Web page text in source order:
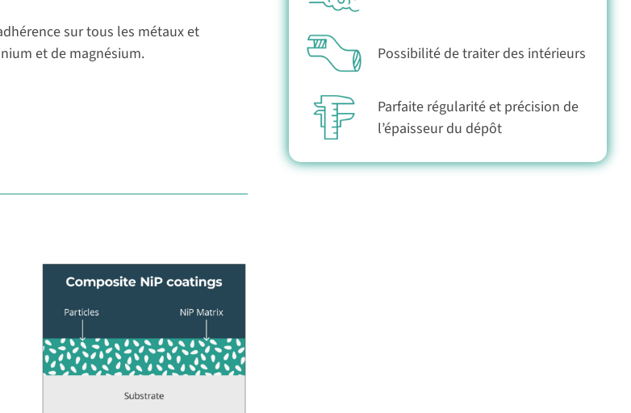
sur tous les métaux et
et de magnésium.
Possibilité de traiter des intérieurs
Parfaite régularité et précision de
l’épaisseur du dépôt